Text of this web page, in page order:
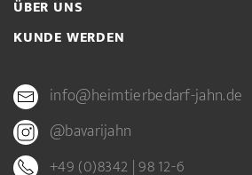
ÜBER UNS
KUNDE WERDEN
info@heimtierbedarf-jahn.de
@bavarijahn
+49 (0)8342 | 98 12-6